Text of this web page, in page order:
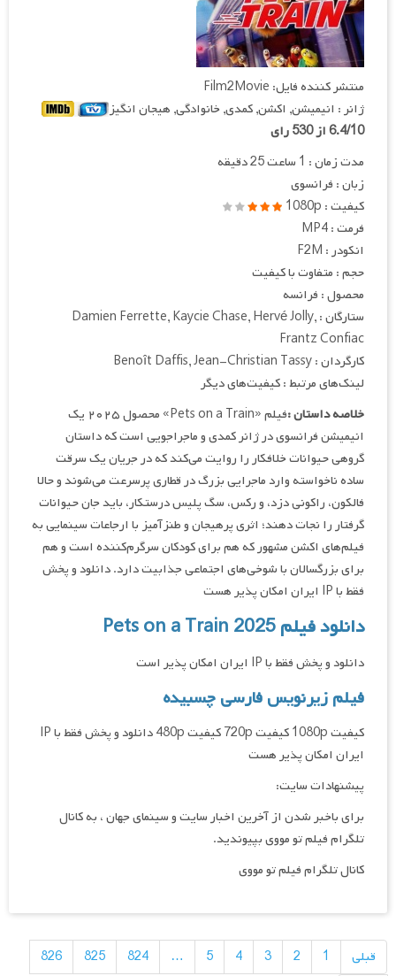
منتشر کننده فایل: Film2Movie
ژانر : انیمیشن, اکشن, کمدی, خانوادگی, هیجان انگیز
6.4/10 از 530 رای
مدت زمان : 1 ساعت 25 دقیقه
زبان : فرانسوی
کیفیت : 1080p
فرمت : MP4
انکودر : F2M
حجم : متفاوت با کیفیت
محصول : فرانسه
ستارگان : Damien Ferrette, Kaycie Chase, Hervé Jolly,
Frantz Confiac
کارگردان : Benoît Daffis, Jean-Christian Tassy
لینک‌های مرتبط : کیفیت‌های دیگر
خلاصه داستان :
فیلم «Pets on a Train» محصول ۲۰۲۵ یک
انیمیشن فرانسوی در ژانر کمدی و ماجراجویی است که داستان
گروهی حیوانات خلافکار را روایت می‌کند که در جریان یک سرقت
ساده ناخواسته وارد ماجرایی بزرگ در قطاری پرسرعت می‌شوند و حالا
فالکون، راکونی دزد، و رکس، سگ پلیس درستکار، باید جان حیوانات
گرفتار را نجات دهند؛ اثری پرهیجان و طنزآمیز با ارجاعات سینمایی به
فیلم‌های اکشن مشهور که هم برای کودکان سرگرم‌کننده است و هم
برای بزرگسالان با شوخی‌های اجتماعی جذابیت دارد. دانلود و پخش
فقط با IP ایران امکان پذیر هست
دانلود فیلم Pets on a Train 2025
دانلود و پخش فقط با IP ایران امکان پذیر است
فیلم زیرنویس فارسی چسبیده
کیفیت 1080p کیفیت 720p کیفیت 480p دانلود و پخش فقط با IP
ایران امکان پذیر هست
پیشنهادات سایت:
برای باخبر شدن از آخرین اخبار سایت و سینمای جهان ، به کانال
تلگرام فیلم تو مووی بپیوندید.
کانال تلگرام فیلم تو مووی
راهبری
نوشته‌ها
قبلی 1
2
3
4
5
…
824
825
826